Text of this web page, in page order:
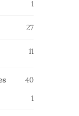
1
2727
11
4040
1